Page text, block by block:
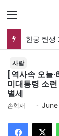
메뉴
사람
[역사속 오늘
미대통령 소
별세
손혁재 June
Facebook
X